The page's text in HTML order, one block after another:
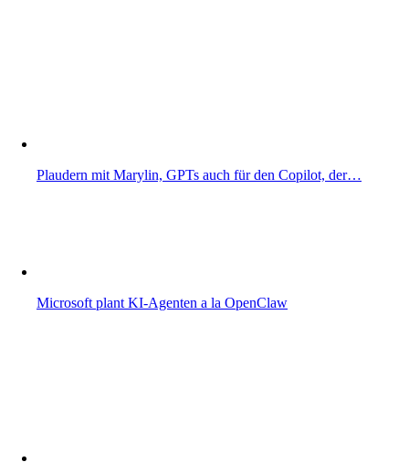
Plaudern mit Marylin, GPTs auch für den Copilot, der…
Microsoft plant KI-Agenten a la OpenClaw